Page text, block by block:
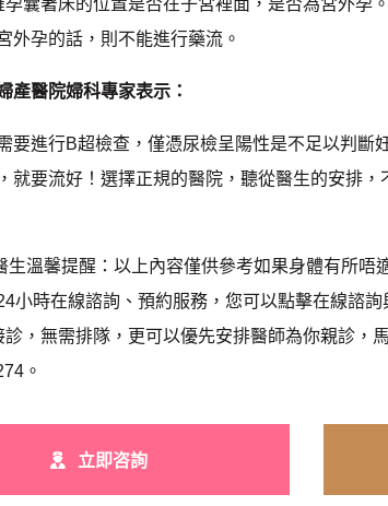
著床的位置是否在子宮裡面，是否為宮外孕
外孕的話，則不能進行藥流。
產醫院婦科專家表示：
進行B超檢查，僅憑尿檢呈陽性是不足以判斷
就要流好！選擇正規的醫院，聽從醫生的安排
溫馨提醒：以上內容僅供參考如果身體有所唔
小時在線諮詢、預約服務，您可以點擊在線諮
診，無需排隊，更可以優先安排醫師為你親診，
。
立即咨詢